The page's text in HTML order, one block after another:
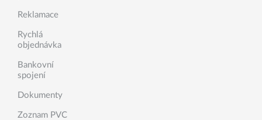
Reklamace
Rychlá
objednávka
Bankovní
spojení
Dokumenty
Zoznam PVC